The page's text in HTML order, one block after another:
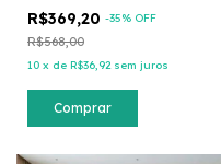
R$369,20 -35% OFF
R$568,00
10 x de R$36,92 sem juros
Comprar